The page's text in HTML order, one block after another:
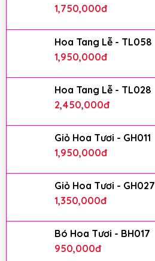
1,750,000đ
Hoa Tang Lễ - TL058
1,950,000đ
Hoa Tang Lễ - TL028
2,450,000đ
Giỏ Hoa Tươi - GH011
1,950,000đ
Giỏ Hoa Tươi - GH027
1,350,000đ
Bó Hoa Tươi - BH017
950,000đ